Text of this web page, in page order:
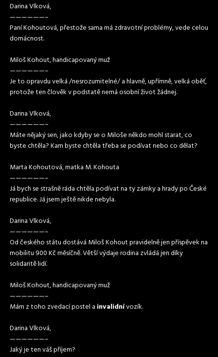
Darina Vlková,
——————–
Paní Kohoutová, přestože sama má zdravotní problémy, vede celou
domácnost.
Miloš Kohout, handicapovaný muž
——————–
Je to opravdu velká /nesrozumitelné/ a hlavně, upřímně, velká oběť,
protože ten člověk v podstatě nemá osobní život žádnej.
Darina Vlková,
——————–
Máte nějaký sen, jako kdyby se o Miloše někdo mohl starat, co
byste chtěla? Kam byste chtěla třeba se podívat nebo co dělat?
Marta Kohoutová, matka M. Kohouta
——————–
Já bych se strašně ráda chtěla podívat na ty zámky a hrady po České
republice. Já jsem ještě nikde nebyla.
Darina Vlková,
——————–
Od českého státu dostává Miloš Kohout pravidelně jen příspěvek na
mobilitu 900 Kč měsíčně. Větší výdaje rodina zvládá jen díky
solidaritě lidí.
Miloš Kohout, handicapovaný muž
——————–
Mám z toho zvedací postel a invalidnívozík.
Darina Vlková,
——————–
Jaký je ten váš příjem?